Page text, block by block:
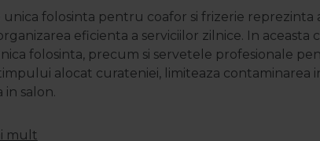
unica folosinta pentru coafor si frizerie
eficienta a serviciilor zilnice. In
folosinta, precum si servetele profesionale
alocat curateniei, limiteaza contaminarea
salon.
mult